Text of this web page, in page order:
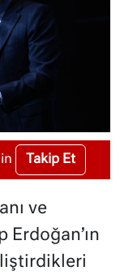
Takip Et
ve
Erdoğan’ın